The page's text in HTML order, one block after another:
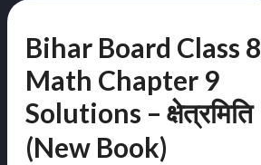
Bihar Board Class 8
Math Chapter 9
Solutions – क्षेत्रमिति
(New Book)